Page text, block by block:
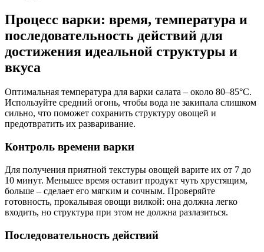
Процесс варки: время, температура и
последовательность действий для
достижения идеальной структуры и
вкуса
Оптимальная температура для варки салата – около 80–85°C.
Используйте средний огонь, чтобы вода не закипала слишком
сильно, что поможет сохранить структуру овощей и
предотвратить их разваривание.
Контроль времени варки
Для получения приятной текстуры овощей варите их от 7 до
10 минут. Меньшее время оставит продукт чуть хрустящим,
больше – сделает его мягким и сочным. Проверяйте
готовность, прокалывая овощи вилкой: она должна легко
входить, но структура при этом не должна разлазиться.
Последовательность действий